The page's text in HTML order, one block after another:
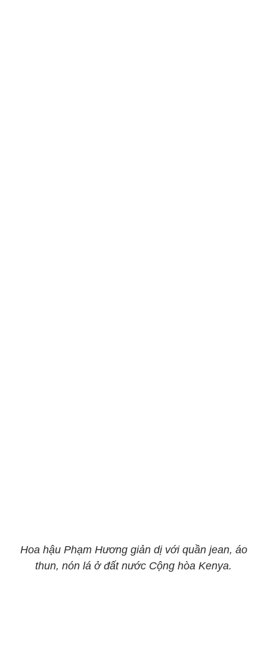
Hoa hậu Phạm Hương giản dị với quần jean, áo
thun, nón lá ở đất nước Cộng hòa Kenya.